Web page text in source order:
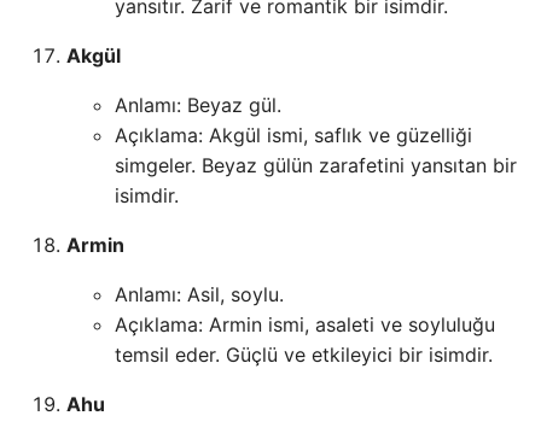
yansıtır. Zarif ve romantik bir isimdir.
Akgül
Anlamı: Beyaz gül.
Açıklama: Akgül ismi, saflık ve güzelliği
simgeler. Beyaz gülün zarafetini yansıtan bir
isimdir.
Armin
Anlamı: Asil, soylu.
Açıklama: Armin ismi, asaleti ve soyluluğu
temsil eder. Güçlü ve etkileyici bir isimdir.
Ahu